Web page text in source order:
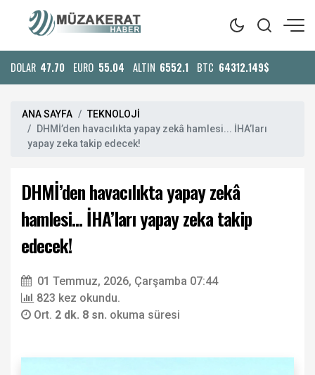
DOLAR 47.70 EURO 55.04 ALTIN 6552.1 BTC 64312.149$
ANA SAYFA
TEKNOLOJİ
DHMİ’den havacılıkta yapay zekâ hamlesi... İHA’ları
yapay zeka takip edecek!
DHMİ’den havacılıkta yapay zekâ
hamlesi... İHA’ları yapay zeka takip
edecek!
01 Temmuz, 2026, Çarşamba 07:44
823 kez okundu.
Ort. 2 dk. 8 sn. okuma süresi